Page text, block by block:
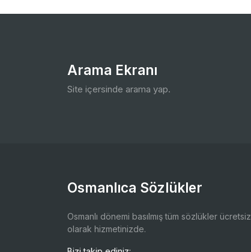
Arama Ekranı
Site içersinde arama yap.
Osmanlıca Sözlükler
Osmanlı dönemi basılmış tüm sözlükler ücretsiz
olarak hizmetinizde.